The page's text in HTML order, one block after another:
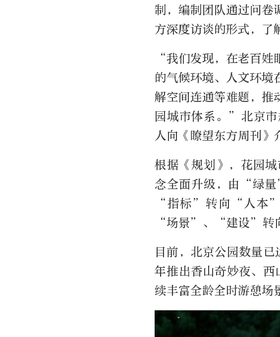
制，编制团队通过问卷
方深度访谈的形式，了
“我们发现，在老百姓
的气候环境、人文环境
解空间连通等难题，推
园城市体系。”北京市
人向《瞭望东方周刊》
根据《规划》，花园
念全面升级，由“绿
“指标”转向“人本
“场景”、“建设”转
目前，北京公园数量
年推出香山奇妙夜、
续丰富全龄全时游憩场